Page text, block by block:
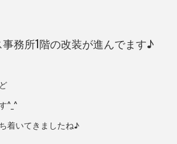
事務所1階の改装が進んでます♪
^_^
着いてきましたね♪